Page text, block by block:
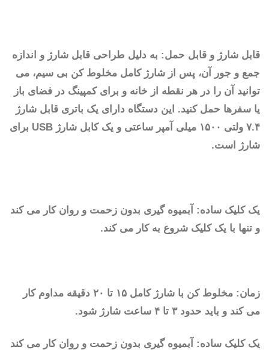
قابل شارژ و قابل حمل: به دلیل طراحی قابل شارژ و اندازه
جمع و جور آن، پس از شارژ کامل مخلوط کن بی سیم، می
توانید آن را در هر نقطه از خانه و برای کمپینگ در فضای باز
یا سفرها حمل کنید. این دستگاه دارای یک باتری قابل شارژ
۷.۴ ولتی ۱۵۰۰ میلی آمپر ساعتی و یک کابل شارژ USB برای
شارژ است.
یک کلیک ساده: آبمیوه گیری بدون زحمت و روان کار می کند
و تنها با یک کلیک شروع به کار می کند.
زمان: مخلوط کن با شارژ کامل ۱۵ تا ۲۰ دقیقه مداوم کار
می کند و باید حدود ۳ تا ۴ ساعت شارژ شود.
یک کلیک ساده: آبمیوه گیری بدون زحمت و روان کار می کند